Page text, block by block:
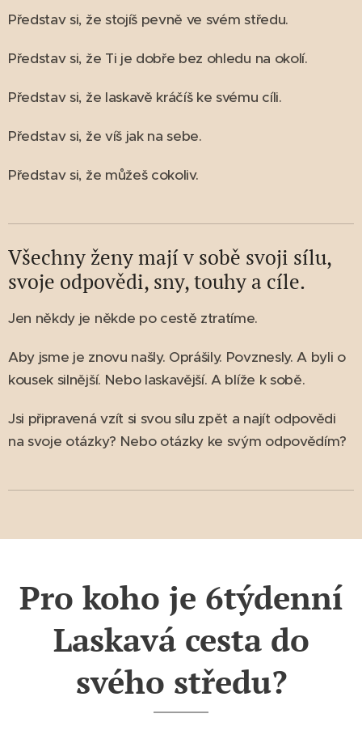
Představ si, že stojíš pevně ve svém středu.
Představ si, že Ti je dobře bez ohledu na okolí.
Představ si, že laskavě kráčíš ke svému cíli.
Představ si, že víš jak na sebe.
Představ si, že můžeš cokoliv.
Všechny ženy mají v sobě svoji sílu,
svoje odpovědi, sny, touhy a cíle.
Jen někdy je někde po cestě ztratíme.
Aby jsme je znovu našly. Oprášily. Povznesly. A byli o
kousek silnější. Nebo laskavější. A blíže k sobě.
Jsi připravená vzít si svou sílu zpět a najít odpovědi
na svoje otázky? Nebo otázky ke svým odpovědím?
Pro koho je 6týdenní
Laskavá cesta do
svého středu?